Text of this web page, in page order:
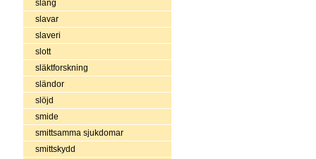
slang
slavar
slaveri
slott
släktforskning
sländor
slöjd
smide
smittsamma sjukdomar
smittskydd